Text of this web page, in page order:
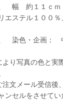
幅 約１１ｃｍ
エステル１００
染色・企画：
り写真の色と実
文メール受信後
ンセルをさせてい